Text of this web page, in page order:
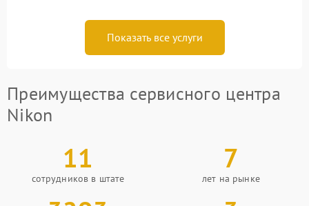
Показать все услуги
Преимущества сервисного центра
Nikon
11
сотрудников в штате
7
лет на рынке